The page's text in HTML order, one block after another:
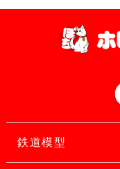
鉄道模型